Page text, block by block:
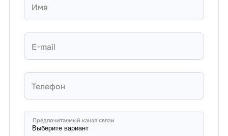
Имя
E-mail
Телефон
Предпочитаемый канал связи